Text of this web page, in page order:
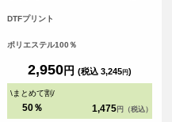
普段使いのTシャツとしてもおすすめ
DTFプリント
ポリエステル100％
2,950円 (税込 3,245円)
\まとめて割/
50％ 1,475 円（税込）